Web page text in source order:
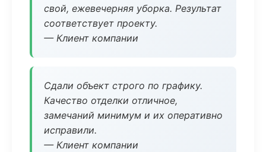
свой, ежевечерняя уборка. Результат
соответствует проекту.
— Клиент компании
Сдали объект строго по графику.
Качество отделки отличное,
замечаний минимум и их оперативно
исправили.
— Клиент компании